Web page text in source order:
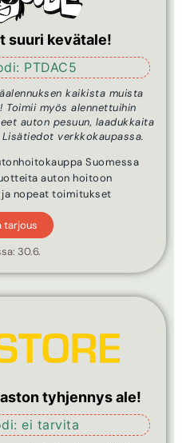
suuri kevätale!
PTDAC5
kaikista muista
myös alennettuihin
auton pesuun, laadukkaita
verkkokaupassa.
Suomessa
auton hoitoon
nopeat toimitukset
tarjous
30.6.
tyhjennys ale!
ei tarvita